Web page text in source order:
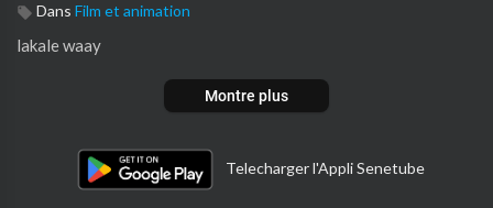
Dans Film et animation
lakale waay
Montre plus
Telecharger l'Appli Senetube